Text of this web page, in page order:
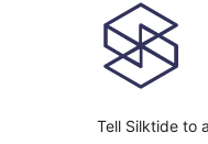
Tell Silktide to